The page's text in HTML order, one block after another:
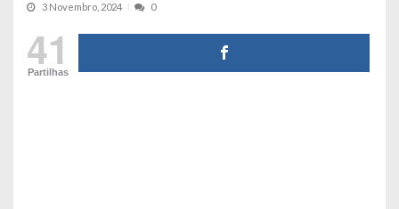
3 Novembro, 2024 0
41
Partilhas